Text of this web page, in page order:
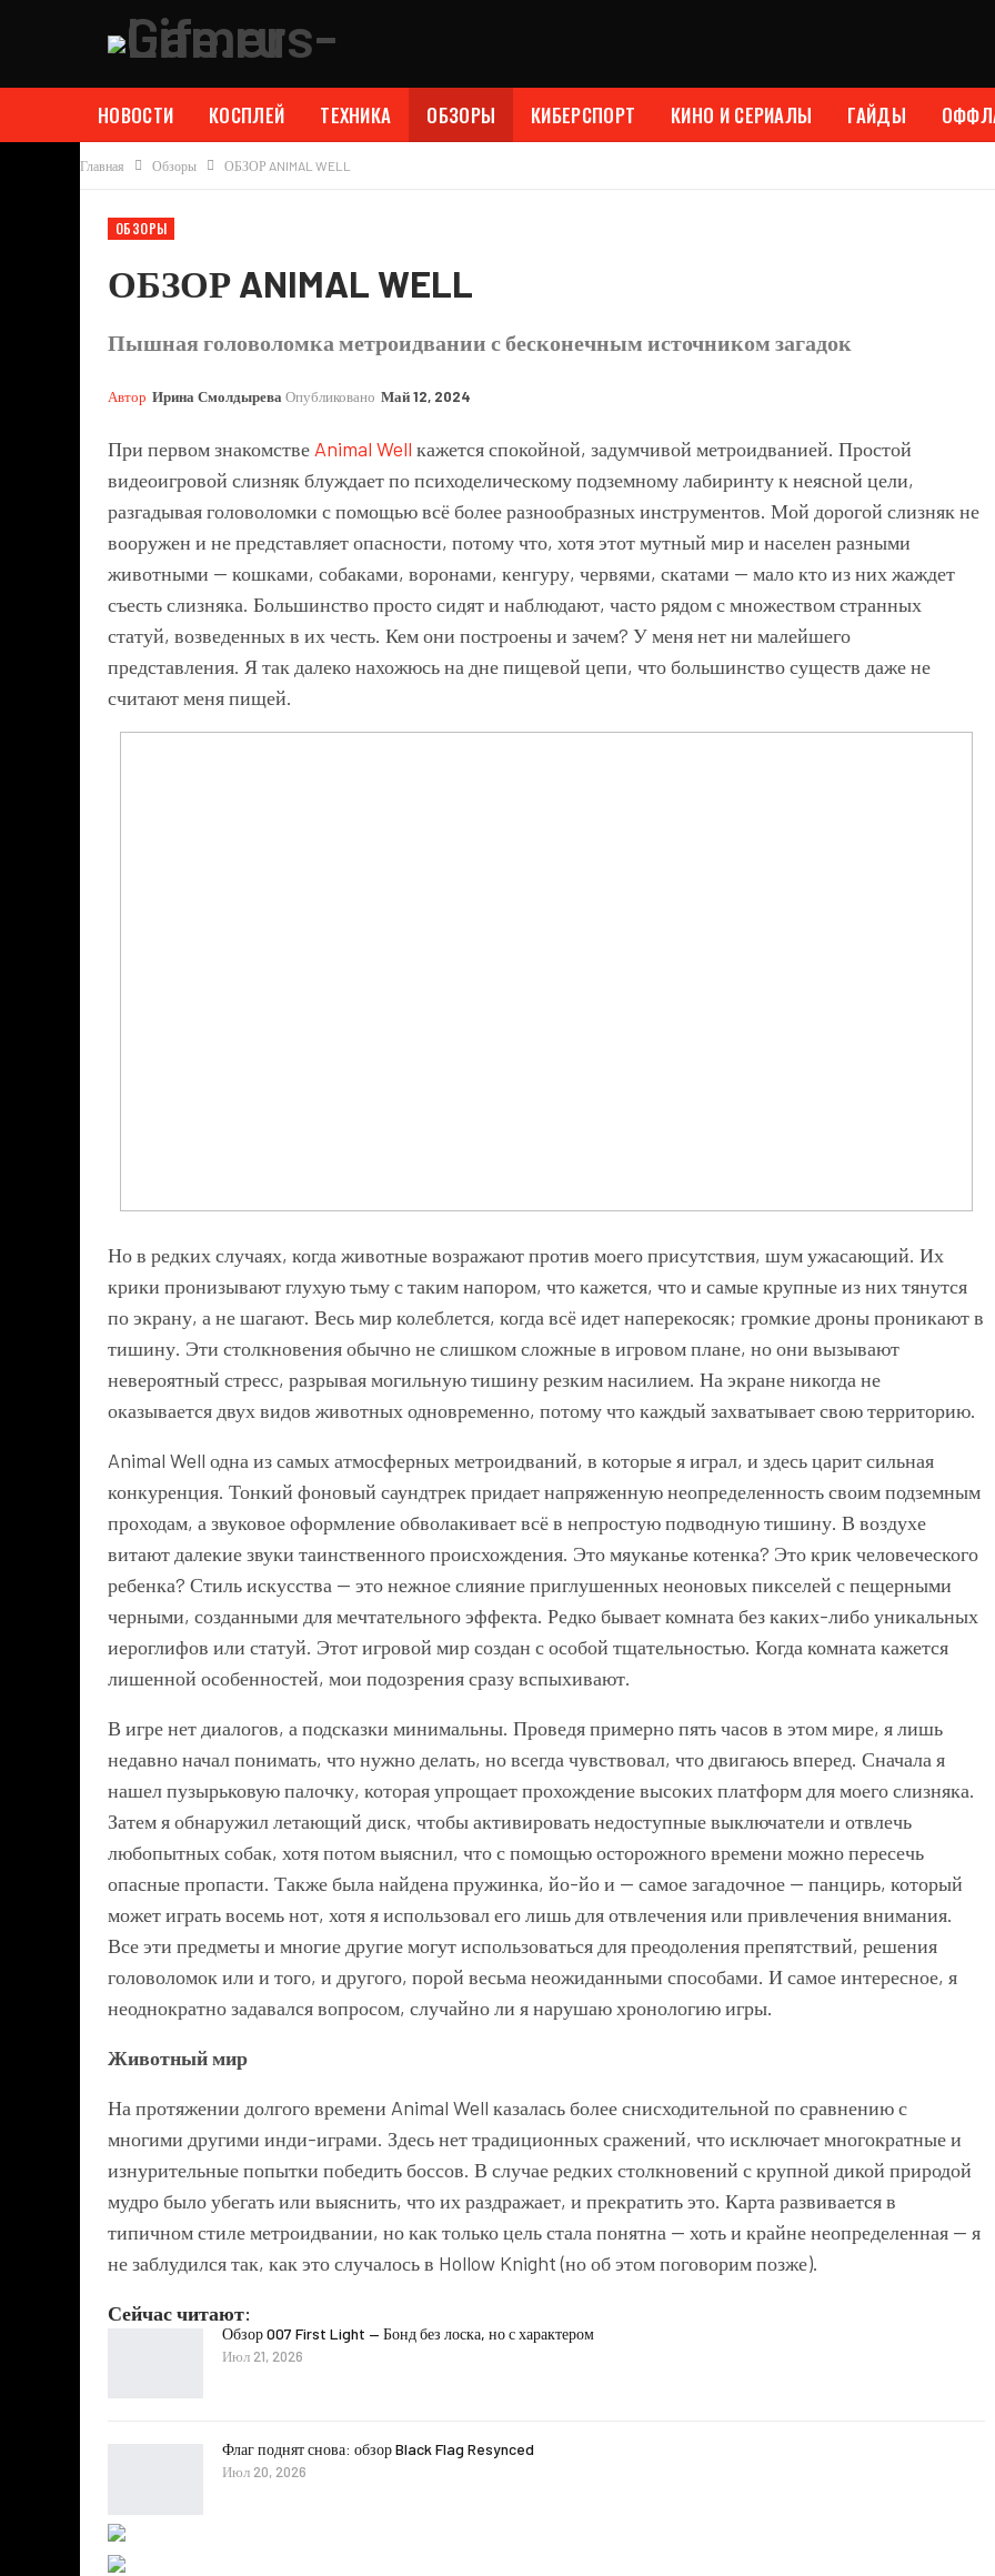
НОВОСТИ КОСПЛЕЙ ТЕХНИКА ОБЗОРЫ КИБЕРСПОРТ КИНО И СЕРИАЛЫ ГАЙДЫ
Главная Обзоры ОБЗОР ANIMAL WELL
ОБЗОРЫ
ОБЗОР ANIMAL WELL
Пышная головоломка метроидвании с бесконечным источником загадок
Автор Ирина Смолдырева Опубликовано Май 12, 2024
При первом знакомстве Animal Well кажется спокойной, задумчивой метроидванией. Простой
видеоигровой слизняк блуждает по психоделическому подземному лабиринту к неясной цели,
разгадывая головоломки с помощью всё более разнообразных инструментов. Мой дорогой слизняк не
вооружен и не представляет опасности, потому что, хотя этот мутный мир и населен разными
животными — кошками, собаками, воронами, кенгуру, червями, скатами — мало кто из них жаждет
съесть слизняка. Большинство просто сидят и наблюдают, часто рядом с множеством странных
статуй, возведенных в их честь. Кем они построены и зачем? У меня нет ни малейшего
представления. Я так далеко нахожюсь на дне пищевой цепи, что большинство существ даже не
считают меня пищей.
Но в редких случаях, когда животные возражают против моего присутствия, шум ужасающий. Их
крики пронизывают глухую тьму с таким напором, что кажется, что и самые крупные из них тянутся
по экрану, а не шагают. Весь мир колеблется, когда всё идет наперекосяк; громкие дроны проникают в
тишину. Эти столкновения обычно не слишком сложные в игровом плане, но они вызывают
невероятный стресс, разрывая могильную тишину резким насилием. На экране никогда не
оказывается двух видов животных одновременно, потому что каждый захватывает свою территорию.
Animal Well одна из самых атмосферных метроидваний, в которые я играл, и здесь царит сильная
конкуренция. Тонкий фоновый саундтрек придает напряженную неопределенность своим подземным
проходам, а звуковое оформление обволакивает всё в непростую подводную тишину. В воздухе
витают далекие звуки таинственного происхождения. Это мяуканье котенка? Это крик человеческого
ребенка? Стиль искусства — это нежное слияние приглушенных неоновых пикселей с пещерными
черными, созданными для мечтательного эффекта. Редко бывает комната без каких-либо уникальных
иероглифов или статуй. Этот игровой мир создан с особой тщательностью. Когда комната кажется
лишенной особенностей, мои подозрения сразу вспыхивают.
В игре нет диалогов, а подсказки минимальны. Проведя примерно пять часов в этом мире, я лишь
недавно начал понимать, что нужно делать, но всегда чувствовал, что двигаюсь вперед. Сначала я
нашел пузырьковую палочку, которая упрощает прохождение высоких платформ для моего слизняка.
Затем я обнаружил летающий диск, чтобы активировать недоступные выключатели и отвлечь
любопытных собак, хотя потом выяснил, что с помощью осторожного времени можно пересечь
опасные пропасти. Также была найдена пружинка, йо-йо и — самое загадочное — панцирь, который
может играть восемь нот, хотя я использовал его лишь для отвлечения или привлечения внимания.
Все эти предметы и многие другие могут использоваться для преодоления препятствий, решения
головоломок или и того, и другого, порой весьма неожиданными способами. И самое интересное, я
неоднократно задавался вопросом, случайно ли я нарушаю хронологию игры.
Животный мир
На протяжении долгого времени Animal Well казалась более снисходительной по сравнению с
многими другими инди-играми. Здесь нет традиционных сражений, что исключает многократные и
изнурительные попытки победить боссов. В случае редких столкновений с крупной дикой природой
мудро было убегать или выяснить, что их раздражает, и прекратить это. Карта развивается в
типичном стиле метроидвании, но как только цель стала понятна — хоть и крайне неопределенная — я
не заблудился так, как это случалось в Hollow Knight (но об этом поговорим позже).
Сейчас читают:
Обзор 007 First Light — Бонд без лоска, но с характером
Июл 21, 2026
Флаг поднят снова: обзор Black Flag Resynced
Июл 20, 2026